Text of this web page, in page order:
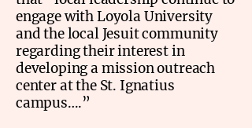
engage with Loyola University
and the local Jesuit community
regarding their interest in
developing a mission outreach
center at the St. Ignatius
campus….”